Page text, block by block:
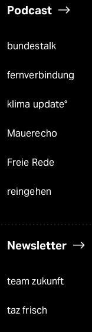
Podcast
bundestalk
fernverbindung
klima update°
Mauerecho
Freie Rede
reingehen
Newsletter
team zukunft
taz frisch